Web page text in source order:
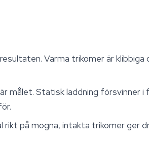
Varma trikomer är klibbiga
målet. Statisk laddning försvinner i
rikt på mogna, intakta trikomer ger